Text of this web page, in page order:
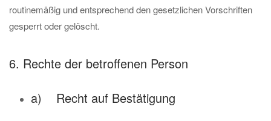
routinemäßig und entsprechend den gesetzlichen Vorschriften
gesperrt oder gelöscht.
6. Rechte der betroffenen Person
a) Recht auf Bestätigung